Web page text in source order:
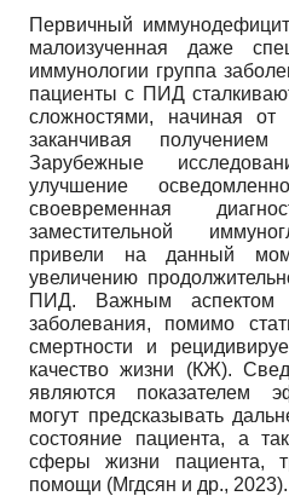
Первичный
малоизученная даже
иммунологии группа
пациенты с ПИД
сложностями, начиная от
заканчивая получением
Зарубежные
улучшение
своевременная
заместительной
привели на данный
увеличению
ПИД. Важным аспектом
заболевания, помимо
смертности и
качество жизни (КЖ).
являются показателем
могут предсказывать
состояние пациента, а
сферы жизни пациента,
помощи (Мгдсян и др., 2023).